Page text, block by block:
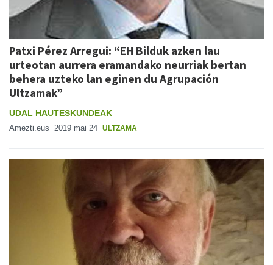
Patxi Pérez Arregui: “EH Bilduk azken lau
urteotan aurrera eramandako neurriak bertan
behera uzteko lan eginen du Agrupación
Ultzamak”
UDAL HAUTESKUNDEAK
Amezti.eus 2019 mai 24 ULTZAMA